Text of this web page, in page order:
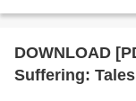
DOWNLOAD
Suffering: